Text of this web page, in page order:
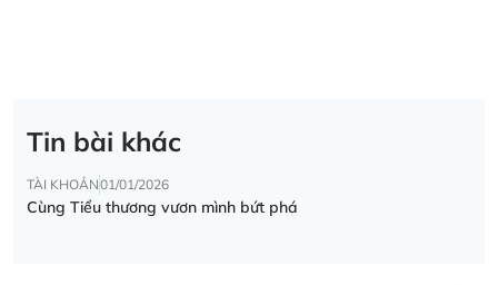
Tin bài khác
TÀI KHOẢN01/01/2026
Cùng Tiểu thương vươn mình bứt phá